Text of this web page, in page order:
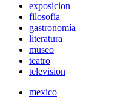
exposicion
filosofía
gastronomía
literatura
museo
teatro
television
mexico